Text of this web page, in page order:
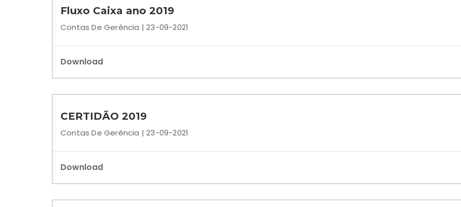
Fluxo Caixa ano 2019
Contas De Gerência | 23-09-2021
Download
CERTIDÃO 2019
Contas De Gerência | 23-09-2021
Download